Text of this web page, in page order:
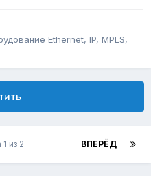
Ethernet, IP, MPLS,
ВПЕРЁД
из 2